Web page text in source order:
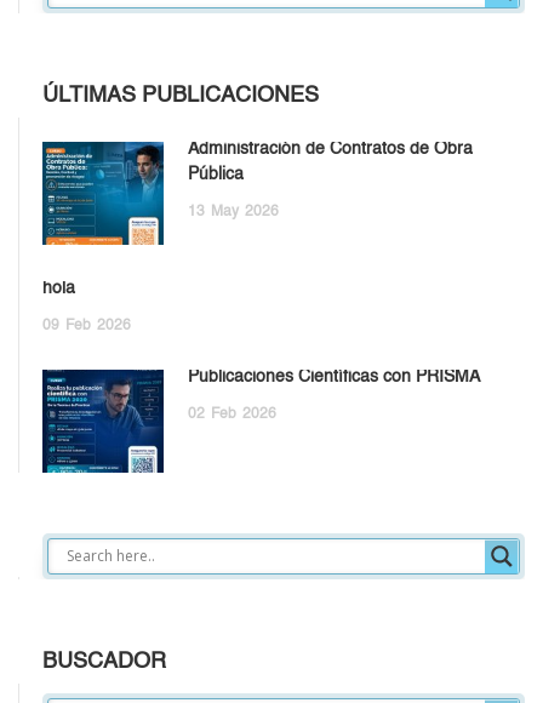
ÚLTIMAS PUBLICACIONES
Administración de Contratos de Obra
Pública
13 May 2026
hola
09 Feb 2026
Publicaciones Científicas con PRISMA
02 Feb 2026
BUSCADOR